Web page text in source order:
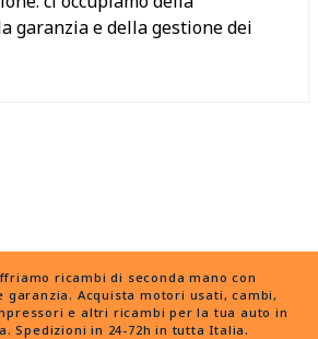
garanzia e della gestione dei
ricambi di seconda mano con
garanzia. Acquista motori usati, cambi,
e altri ricambi per la tua auto in
Spedizioni in 24-72h in tutta Italia.